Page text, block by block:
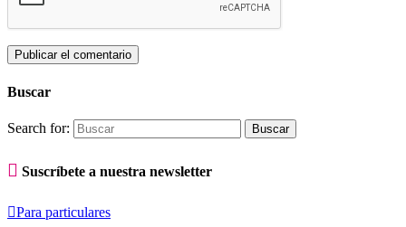
Buscar
Search for:
 Suscríbete a nuestra newsletter
Para particulares